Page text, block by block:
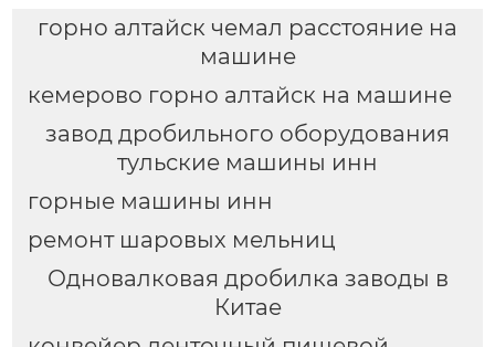
горно алтайск чемал расстояние на
машине
кемерово горно алтайск на машине
завод дробильного оборудования
тульские машины инн
горные машины инн
ремонт шаровых мельниц
Одновалковая дробилка заводы в
Китае